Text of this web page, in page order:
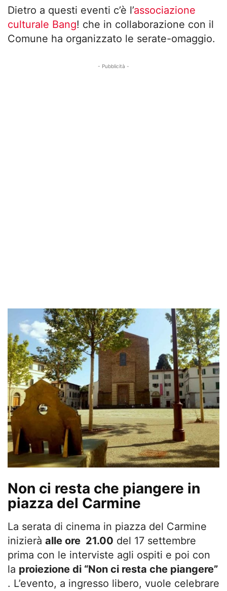
Dietro a questi eventi c’è l’associazione
culturale Bang! che in collaborazione con il
Comune ha organizzato le serate-omaggio.
- Pubblicità -
Non ci resta che piangere in
piazza del Carmine
La serata di cinema in piazza del Carmine
inizierà alle ore 21.00 del 17 settembre
prima con le interviste agli ospiti e poi con
la proiezione di “Non ci resta che piangere”
. L’evento, a ingresso libero, vuole celebrare